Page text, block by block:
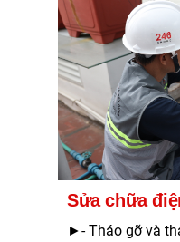
Sửa chữa
►- Tháo gỡ và